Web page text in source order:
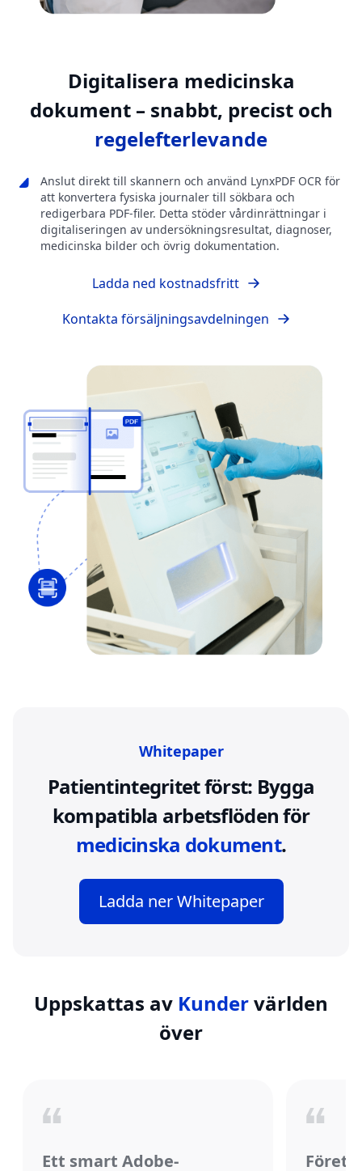
Digitalisera medicinska
dokument – snabbt, precist och
regelefterlevande
Anslut direkt till skannern och använd LynxPDF OCR för
att konvertera fysiska journaler till sökbara och
redigerbara PDF-filer. Detta stöder vårdinrättningar i
digitaliseringen av undersökningsresultat, diagnoser,
medicinska bilder och övrig dokumentation.
Ladda ned kostnadsfritt
Kontakta försäljningsavdelningen
Whitepaper
Patientintegritet först: Bygga
kompatibla arbetsflöden för
medicinska dokument.
Ladda ner Whitepaper
Uppskattas av Kundervärlden
över
Ett smart Adobe-